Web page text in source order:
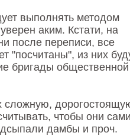
выполнять методом
аким. Кстати, на
после переписи, все
"посчитаны", из них
бригады общественной
сложную,
чтобы они
дамбы и проч.